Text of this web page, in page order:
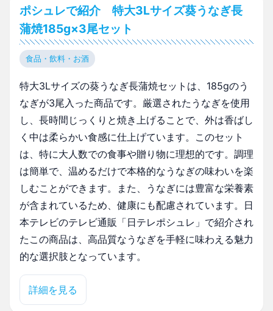
ポシュレで紹介 特大3Lサイズ葵うなぎ長
蒲焼185g×3尾セット
食品・飲料・お酒
特大3Lサイズの葵うなぎ長蒲焼セットは、185gのう
なぎが3尾入った商品です。厳選されたうなぎを使用
し、長時間じっくりと焼き上げることで、外は香ばし
く中は柔らかい食感に仕上げています。このセット
は、特に大人数での食事や贈り物に理想的です。調理
は簡単で、温めるだけで本格的なうなぎの味わいを楽
しむことができます。また、うなぎには豊富な栄養素
が含まれているため、健康にも配慮されています。日
本テレビのテレビ通販「日テレポシュレ」で紹介され
たこの商品は、高品質なうなぎを手軽に味わえる魅力
的な選択肢となっています。
詳細を見る